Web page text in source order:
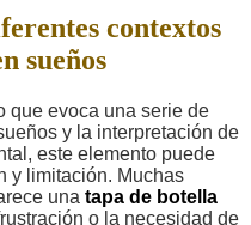
contextos
sueños
que evoca una serie de
y la interpretación de
este elemento puede
y limitación. Muchas
una tapa de botella
o la necesidad de